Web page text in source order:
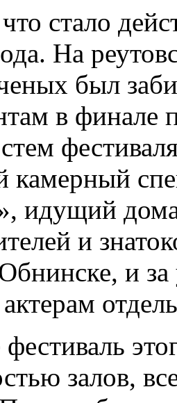
стало
На
был
в финале
камерный
идущий дома
и
и за
залов,